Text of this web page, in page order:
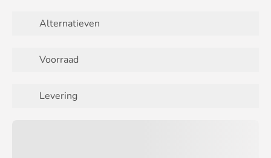
Alternatieven
Voorraad
Levering